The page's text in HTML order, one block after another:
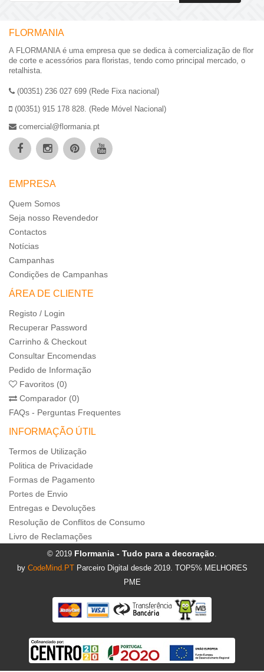
FLORMANIA
A FLORMANIA é uma empresa que se dedica à comercialização de flor
de corte e acessórios para floristas, tendo como principal mercado, o
retalhista.
(00351) 236 027 699 (Rede Fixa nacional)
(00351) 915 178 828. (Rede Móvel Nacional)
comercial@flormania.pt
EMPRESA
Quem Somos
Seja nosso Revendedor
Contactos
Notícias
Campanhas
Condições de Campanhas
ÁREA DE CLIENTE
Registo / Login
Recuperar Password
Carrinho & Checkout
Consultar Encomendas
Pedido de Informação
Favoritos (0)
Comparador (0)
FAQs - Perguntas Frequentes
INFORMAÇÃO ÚTIL
Termos de Utilização
Politica de Privacidade
Formas de Pagamento
Portes de Envio
Entregas e Devoluções
Resolução de Conflitos de Consumo
Livro de Reclamações
© 2019 Flormania - Tudo para a decoração.
by CodeMind.PT Parceiro Digital desde 2019. TOP5% MELHORES
PME